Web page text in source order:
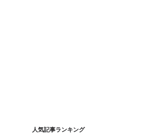
人気記事ランキング